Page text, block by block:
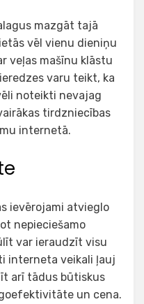
mazgāt tajā
vēl vienu dieniņu
veļas mašīnu klāstu
varu teikt, ka
noteikti nevajag
tirdzniecības
internetā.
ievērojami atvieglo
nepieciešamo
var ieraudzīt visu
interneta veikali ļauj
arī tādus būtiskus
un cena.